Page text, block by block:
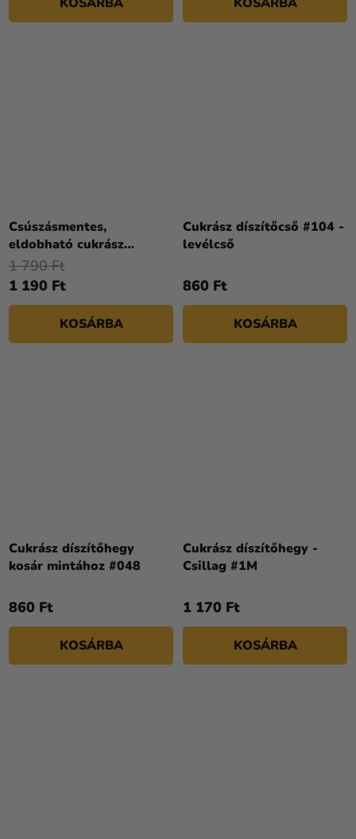
Csúszásmentes,
eldobható cukrász
zacskók 46 cm / 10 db
1 190 Ft
1 790 Ft
KOSÁRBA
Cukrász díszítőcső #104 -
levélcső
860 Ft
KOSÁRBA
Cukrász díszítőhegy
kosár mintához #048
860 Ft
KOSÁRBA
Cukrász díszítőhegy -
Csillag #1M
1 170 Ft
KOSÁRBA